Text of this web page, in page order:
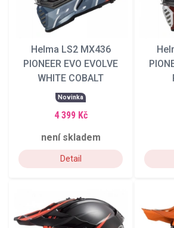
Helma LS2 MX436
PIONEER EVO EVOLVE
WHITE COBALT
Novinka
4 399 Kč
není skladem
Detail